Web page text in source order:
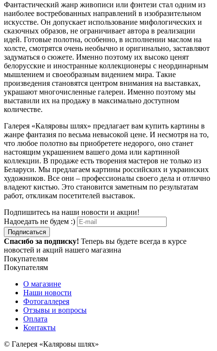
Фантастический жанр живописи или фэнтези стал одним из
наиболее востребованных направлений в изобразительном
искусстве. Он допускает использование мифологических и
сказочных образов, не ограничивает автора в реализации
идей. Готовые полотна, особенно, в исполнении маслом на
холсте, смотрятся очень необычно и оригинально, заставляют
задуматься о сюжете. Именно поэтому их высоко ценят
белорусские и иностранные коллекционеры с неординарным
мышлением и своеобразным видением мира. Такие
произведения становятся центром внимания на выставках,
украшают многочисленные галереи. Именно поэтому мы
выставили их на продажу в максимально доступном
количестве.
Галерея «Каляровы шлях» предлагает вам купить картины в
жанре фантазия по весьма невысокой цене. И несмотря на то,
что любое полотно вы приобретете недорого, оно станет
настоящим украшением вашего дома или картинной
коллекции. В продаже есть творения мастеров не только из
Беларуси. Мы предлагаем картины российских и украинских
художников. Все они – профессионалы своего дела и отлично
владеют кистью. Это становится заметным по результатам
работ, откликам посетителей выставок.
Подпишитесь на наши новости и акции!
Надоедать не будем :)
Подписаться
Спасибо за подписку! Теперь вы будете всегда в курсе
новостей и акций нашего магазина
Покупателям
Покупателям
О магазине
Наши новости
Фотогаллерея
Отзывы и вопросы
Оплата
Контакты
© Галерея «Каляровы шлях»